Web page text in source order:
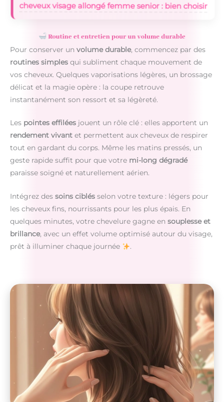
cheveux visage allongé femme senior : bien choisir
Routine et entretien pour un volume durable
Pour conserver un volume durable, commencez par des
routines simples qui subliment chaque mouvement de
vos cheveux. Quelques vaporisations légères, un brossage
délicat et la magie opère : la coupe retrouve
instantanément son ressort et sa légèreté.
Les pointes effilées jouent un rôle clé : elles apportent un
rendement vivant et permettent aux cheveux de respirer
tout en gardant du corps. Même les matins pressés, un
geste rapide suffit pour que votre mi-long dégradé
paraisse soigné et naturellement aérien.
Intégrez des soins ciblés selon votre texture : légers pour
les cheveux fins, nourrissants pour les plus épais. En
quelques minutes, votre chevelure gagne en souplesse et
brillance, avec un effet volume optimisé autour du visage,
prêt à illuminer chaque journée
.